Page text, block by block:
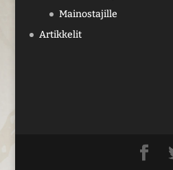
Mainostajille
Artikkelit